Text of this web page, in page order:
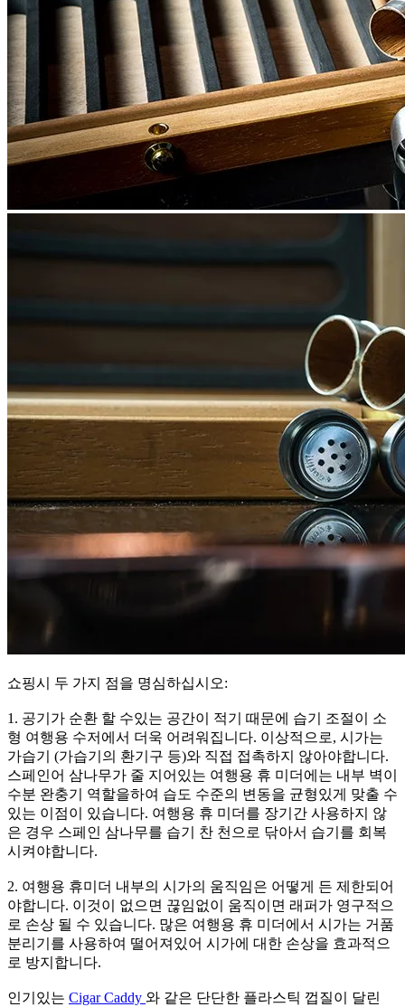
쇼핑시 두 가지 점을 명심하십시오:
1. 공기가 순환 할 수있는 공간이 적기 때문에 습기 조절이 소
형 여행용 수저에서 더욱 어려워집니다. 이상적으로, 시가는
가습기 (가습기의 환기구 등)와 직접 접촉하지 않아야합니다.
스페인어 삼나무가 줄 지어있는 여행용 휴 미더에는 내부 벽이
수분 완충기 역할을하여 습도 수준의 변동을 균형있게 맞출 수
있는 이점이 있습니다. 여행용 휴 미더를 장기간 사용하지 않
은 경우 스페인 삼나무를 습기 찬 천으로 닦아서 습기를 회복
시켜야합니다.
2. 여행용 휴미더 내부의 시가의 움직임은 어떻게 든 제한되어
야합니다. 이것이 없으면 끊임없이 움직이면 래퍼가 영구적으
로 손상 될 수 있습니다. 많은 여행용 휴 미더에서 시가는 거품
분리기를 사용하여 떨어져있어 시가에 대한 손상을 효과적으
로 방지합니다.
인기있는 Cigar Caddy 와 같은 단단한 플라스틱 껍질이 달린